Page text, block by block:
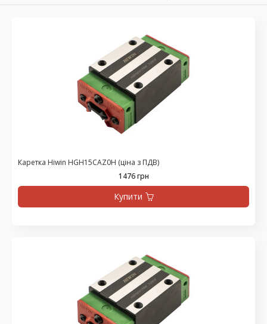
Каретка Hiwin HGH15CAZ0H (ціна з ПДВ)
1476 грн
Купити